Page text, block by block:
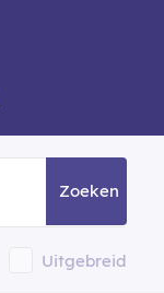
Zoeken
Uitgebreid